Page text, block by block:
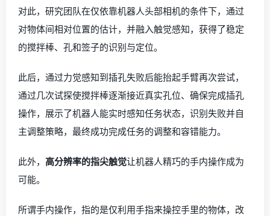
对此，研究团队在仅依靠机器人头部相机的条件下，通过
对物体间相对位置的估计，并融入触觉感知，获得了稳定
的搅拌棒、孔和签子的识别与定位。
此后，通过力觉感知到插孔失败后能抬起手臂再次尝试，
通过几次试探使搅拌棒逐渐接近真实孔位、确保完成插孔
操作，展示了机器人能实时感知任务状态，识别失败并自
主调整策略，最终成功完成任务的调整和容错能力。
此外， 高分辨率的指尖触觉让机器人精巧的手内操作成为
可能。
所谓手内操作，指的是仅利用手指来操控手里的物体，改